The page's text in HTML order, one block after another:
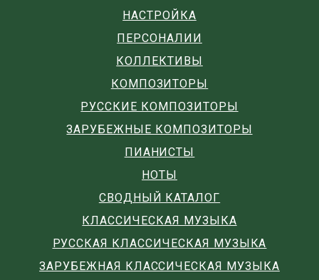
НАСТРОЙКА
ПЕРСОНАЛИИ
КОЛЛЕКТИВЫ
КОМПОЗИТОРЫ
РУССКИЕ КОМПОЗИТОРЫ
ЗАРУБЕЖНЫЕ КОМПОЗИТОРЫ
ПИАНИСТЫ
НОТЫ
СВОДНЫЙ КАТАЛОГ
КЛАССИЧЕСКАЯ МУЗЫКА
РУССКАЯ КЛАССИЧЕСКАЯ МУЗЫКА
ЗАРУБЕЖНАЯ КЛАССИЧЕСКАЯ МУЗЫКА